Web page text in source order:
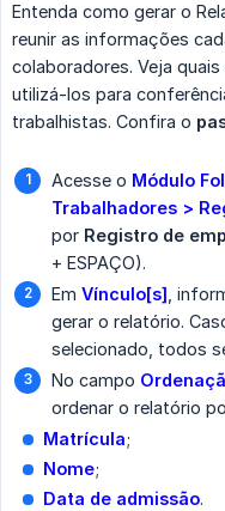
Entenda como gerar o
reunir as informações
colaboradores. Veja
utilizá-los para
trabalhistas. Confira o
Acesse o Módulo
Trabalhadores >
por Registro de
+ ESPAÇO).
Em Vínculo[s] ,
gerar o relatório.
selecionado, todos
No campo
ordenar o relatório
Matrícula;
Nome;
Data de admissão.